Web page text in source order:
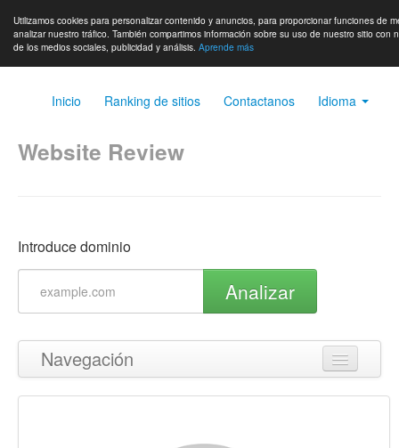
Utilizamos cookies para personalizar contenido y anuncios, para proporcionar funciones de
analizar nuestro tráfico. También compartimos información sobre su uso de nuestro sitio con
de los medios sociales, publicidad y análisis. Aprende más
Inicio Ranking de sitios Contactanos Idioma
Website Review
Introduce dominio
Analizar
Navegación
Volver arriba